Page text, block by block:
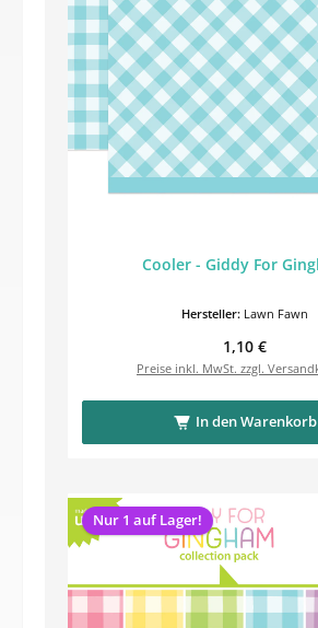
Cooler - Giddy For
Hersteller: Lawn Fawn
Regulärer
1,10 €
Preise inkl. MwSt. zzgl.
In den Warenkorb
Nur 1 auf Lager!